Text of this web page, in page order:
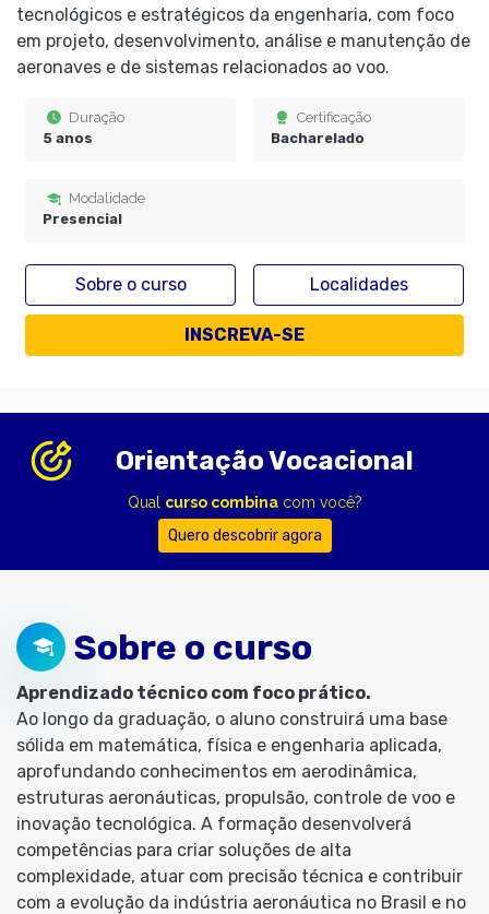
tecnológicos e estratégicos da engenharia, com foco
em projeto, desenvolvimento, análise e manutenção de
aeronaves e de sistemas relacionados ao voo.
Duração
5 anos
Certificação
Bacharelado
Modalidade
Presencial
Sobre o curso Localidades
INSCREVA-SE
Orientação Vocacional
Qual curso combinacom você?
Quero descobrir agora
Sobre o curso
Aprendizado técnico com foco prático.
Ao longo da graduação, o aluno construirá uma base
sólida em matemática, física e engenharia aplicada,
aprofundando conhecimentos em aerodinâmica,
estruturas aeronáuticas, propulsão, controle de voo e
inovação tecnológica. A formação desenvolverá
competências para criar soluções de alta
complexidade, atuar com precisão técnica e contribuir
com a evolução da indústria aeronáutica no Brasil e no